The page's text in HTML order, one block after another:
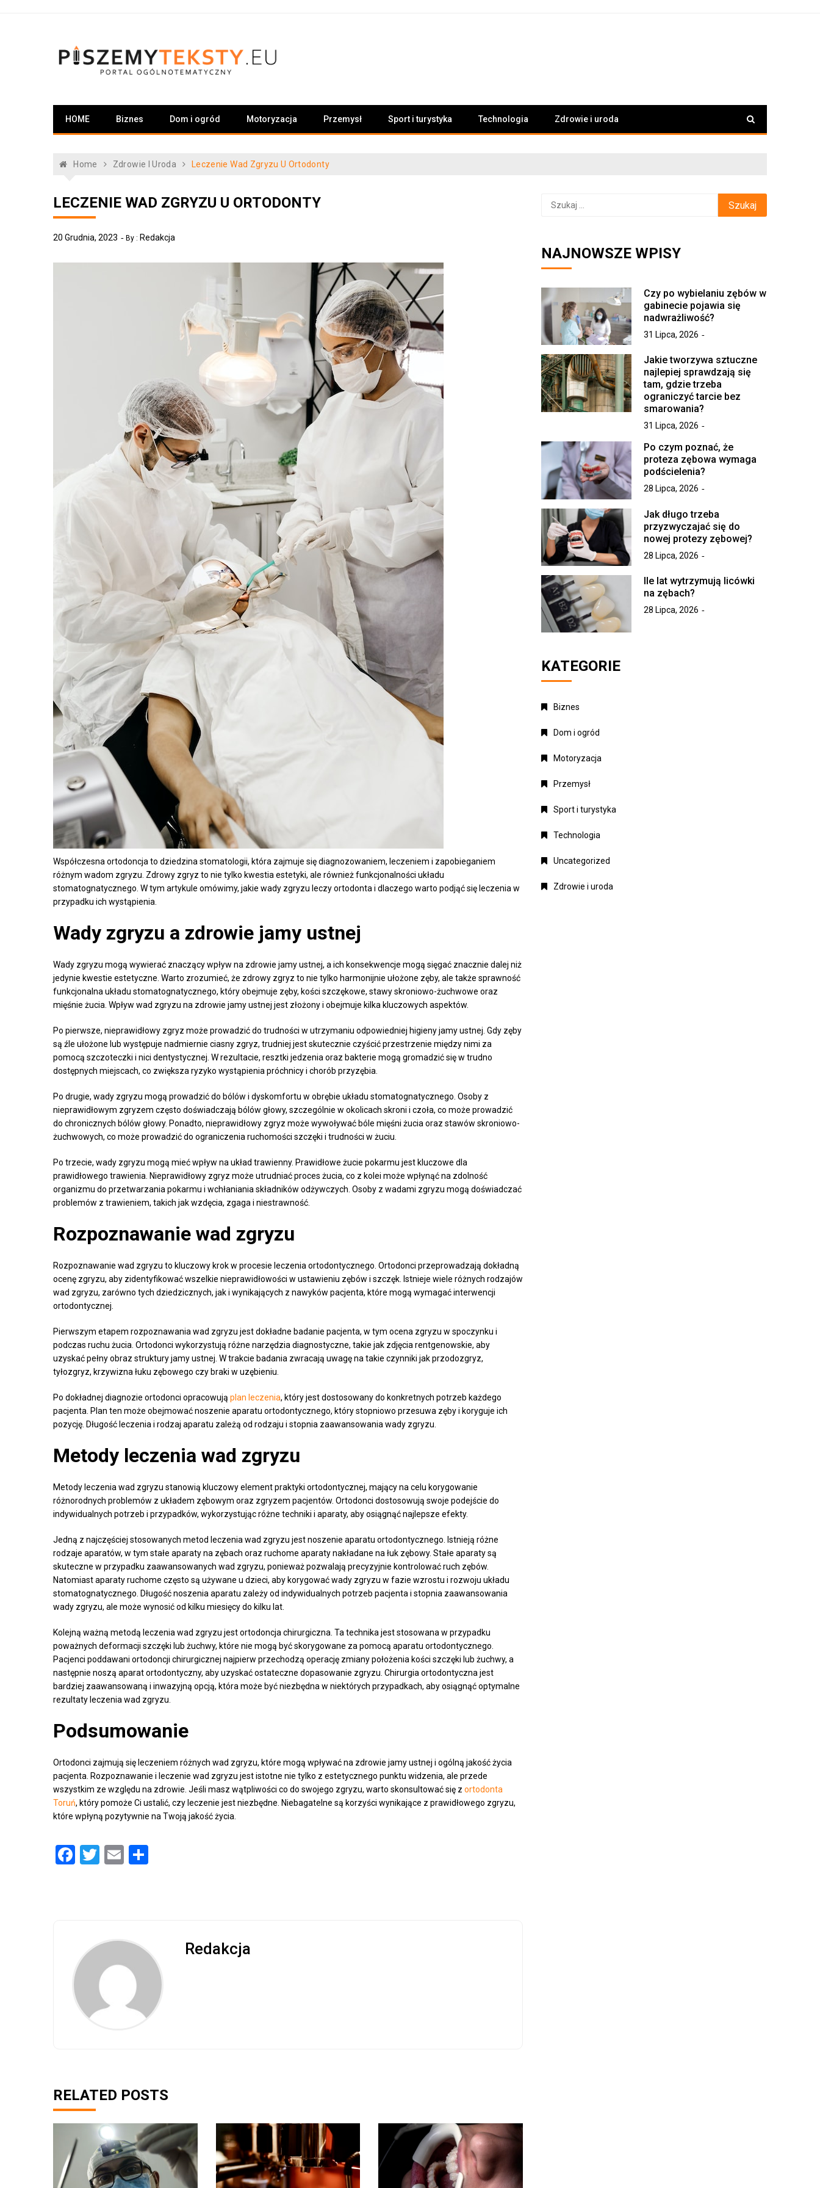
PiszemyTeksty.pl
HOME Biznes Dom i ogród Motoryzacja Przemysł Sport i turystyka Technologia Zdrowie i uroda
Home Zdrowie I Uroda Leczenie Wad Zgryzu U Ortodonty
LECZENIE WAD ZGRYZU U ORTODONTY
20 Grudnia, 2023 By : Redakcja
Współczesna ortodoncja to dziedzina stomatologii, która zajmuje się diagnozowaniem, leczeniem i zapobieganiem
różnym wadom zgryzu. Zdrowy zgryz to nie tylko kwestia estetyki, ale również funkcjonalności układu
stomatognatycznego. W tym artykule omówimy, jakie wady zgryzu leczy ortodonta i dlaczego warto podjąć się leczenia w
przypadku ich wystąpienia.
Wady zgryzu a zdrowie jamy ustnej
Wady zgryzu mogą wywierać znaczący wpływ na zdrowie jamy ustnej, a ich konsekwencje mogą sięgać znacznie dalej niż
jedynie kwestie estetyczne. Warto zrozumieć, że zdrowy zgryz to nie tylko harmonijnie ułożone zęby, ale także sprawność
funkcjonalna układu stomatognatycznego, który obejmuje zęby, kości szczękowe, stawy skroniowo-żuchwowe oraz
mięśnie żucia. Wpływ wad zgryzu na zdrowie jamy ustnej jest złożony i obejmuje kilka kluczowych aspektów.
Po pierwsze, nieprawidłowy zgryz może prowadzić do trudności w utrzymaniu odpowiedniej higieny jamy ustnej. Gdy zęby
są źle ułożone lub występuje nadmiernie ciasny zgryz, trudniej jest skutecznie czyścić przestrzenie między nimi za
pomocą szczoteczki i nici dentystycznej. W rezultacie, resztki jedzenia oraz bakterie mogą gromadzić się w trudno
dostępnych miejscach, co zwiększa ryzyko wystąpienia próchnicy i chorób przyzębia.
Po drugie, wady zgryzu mogą prowadzić do bólów i dyskomfortu w obrębie układu stomatognatycznego. Osoby z
nieprawidłowym zgryzem często doświadczają bólów głowy, szczególnie w okolicach skroni i czoła, co może prowadzić
do chronicznych bólów głowy. Ponadto, nieprawidłowy zgryz może wywoływać bóle mięśni żucia oraz stawów skroniowo-
żuchwowych, co może prowadzić do ograniczenia ruchomości szczęki i trudności w żuciu.
Po trzecie, wady zgryzu mogą mieć wpływ na układ trawienny. Prawidłowe żucie pokarmu jest kluczowe dla
prawidłowego trawienia. Nieprawidłowy zgryz może utrudniać proces żucia, co z kolei może wpłynąć na zdolność
organizmu do przetwarzania pokarmu i wchłaniania składników odżywczych. Osoby z wadami zgryzu mogą doświadczać
problemów z trawieniem, takich jak wzdęcia, zgaga i niestrawność.
Rozpoznawanie wad zgryzu
Rozpoznawanie wad zgryzu to kluczowy krok w procesie leczenia ortodontycznego. Ortodonci przeprowadzają dokładną
ocenę zgryzu, aby zidentyfikować wszelkie nieprawidłowości w ustawieniu zębów i szczęk. Istnieje wiele różnych rodzajów
wad zgryzu, zarówno tych dziedzicznych, jak i wynikających z nawyków pacjenta, które mogą wymagać interwencji
ortodontycznej.
Pierwszym etapem rozpoznawania wad zgryzu jest dokładne badanie pacjenta, w tym ocena zgryzu w spoczynku i
podczas ruchu żucia. Ortodonci wykorzystują różne narzędzia diagnostyczne, takie jak zdjęcia rentgenowskie, aby
uzyskać pełny obraz struktury jamy ustnej. W trakcie badania zwracają uwagę na takie czynniki jak przodozgryz,
tyłozgryz, krzywizna łuku zębowego czy braki w uzębieniu.
Po dokładnej diagnozie ortodonci opracowują plan leczenia, który jest dostosowany do konkretnych potrzeb każdego
pacjenta. Plan ten może obejmować noszenie aparatu ortodontycznego, który stopniowo przesuwa zęby i koryguje ich
pozycję. Długość leczenia i rodzaj aparatu zależą od rodzaju i stopnia zaawansowania wady zgryzu.
Metody leczenia wad zgryzu
Metody leczenia wad zgryzu stanowią kluczowy element praktyki ortodontycznej, mający na celu korygowanie
różnorodnych problemów z układem zębowym oraz zgryzem pacjentów. Ortodonci dostosowują swoje podejście do
indywidualnych potrzeb i przypadków, wykorzystując różne techniki i aparaty, aby osiągnąć najlepsze efekty.
Jedną z najczęściej stosowanych metod leczenia wad zgryzu jest noszenie aparatu ortodontycznego. Istnieją różne
rodzaje aparatów, w tym stałe aparaty na zębach oraz ruchome aparaty nakładane na łuk zębowy. Stałe aparaty są
skuteczne w przypadku zaawansowanych wad zgryzu, ponieważ pozwalają precyzyjnie kontrolować ruch zębów.
Natomiast aparaty ruchome często są używane u dzieci, aby korygować wady zgryzu w fazie wzrostu i rozwoju układu
stomatognatycznego. Długość noszenia aparatu zależy od indywidualnych potrzeb pacjenta i stopnia zaawansowania
wady zgryzu, ale może wynosić od kilku miesięcy do kilku lat.
Kolejną ważną metodą leczenia wad zgryzu jest ortodoncja chirurgiczna. Ta technika jest stosowana w przypadku
poważnych deformacji szczęki lub żuchwy, które nie mogą być skorygowane za pomocą aparatu ortodontycznego.
Pacjenci poddawani ortodoncji chirurgicznej najpierw przechodzą operację zmiany położenia kości szczęki lub żuchwy, a
następnie noszą aparat ortodontyczny, aby uzyskać ostateczne dopasowanie zgryzu. Chirurgia ortodontyczna jest
bardziej zaawansowaną i inwazyjną opcją, która może być niezbędna w niektórych przypadkach, aby osiągnąć optymalne
rezultaty leczenia wad zgryzu.
Podsumowanie
Ortodonci zajmują się leczeniem różnych wad zgryzu, które mogą wpływać na zdrowie jamy ustnej i ogólną jakość życia
pacjenta. Rozpoznawanie i leczenie wad zgryzu jest istotne nie tylko z estetycznego punktu widzenia, ale przede
wszystkim ze względu na zdrowie. Jeśli masz wątpliwości co do swojego zgryzu, warto skonsultować się z ortodonta
Toruń, który pomoże Ci ustalić, czy leczenie jest niezbędne. Niebagatelne są korzyści wynikające z prawidłowego zgryzu,
które wpłyną pozytywnie na Twoją jakość życia.
Facebook
Twitter
Email
Redakcja
RELATED POSTS
Szukaj:
NAJNOWSZE WPISY
Czy po wybielaniu zębów w
gabinecie pojawia się
nadwrażliwość?
31 Lipca, 2026
Jakie tworzywa sztuczne
najlepiej sprawdzają się
tam, gdzie trzeba
ograniczyć tarcie bez
smarowania?
31 Lipca, 2026
Po czym poznać, że
proteza zębowa wymaga
podścielenia?
28 Lipca, 2026
Jak długo trzeba
przyzwyczajać się do
nowej protezy zębowej?
28 Lipca, 2026
Ile lat wytrzymują licówki
na zębach?
28 Lipca, 2026
KATEGORIE
Biznes
Dom i ogród
Motoryzacja
Przemysł
Sport i turystyka
Technologia
Uncategorized
Zdrowie i uroda